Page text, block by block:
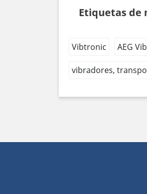
Etiquetas de
Vibtronic AEG
vibradores,